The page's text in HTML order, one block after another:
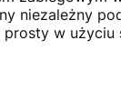
niezależny
w